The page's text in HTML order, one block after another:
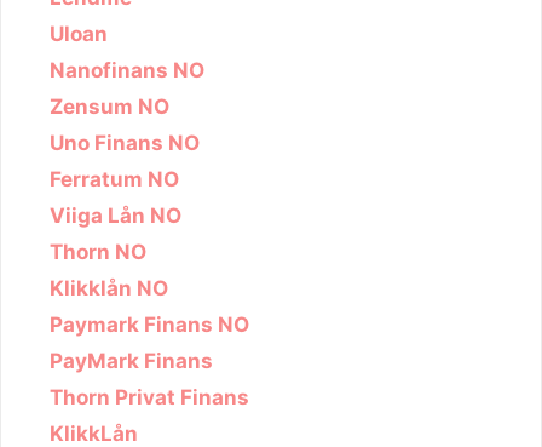
Uloan
Nanofinans NO
Zensum NO
Uno Finans NO
Ferratum NO
Viiga Lån NO
Thorn NO
Klikklån NO
Paymark Finans NO
PayMark Finans
Thorn Privat Finans
KlikkLån